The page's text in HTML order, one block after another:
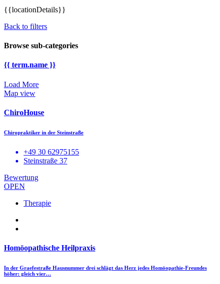
{{locationDetails}}
Back to filters
Browse sub-categories
{{ term.name }}
Load More
Map view
ChiroHouse
Chiropraktiker in der Steinstraße
+49 30 62975155
Steinstraße 37
Bewertung
OPEN
Therapie
Homöopathische Heilpraxis
In der Graefestraße Hausnummer drei schlägt das Herz jedes Homöopathie-Freundes
höher: gleich vier…